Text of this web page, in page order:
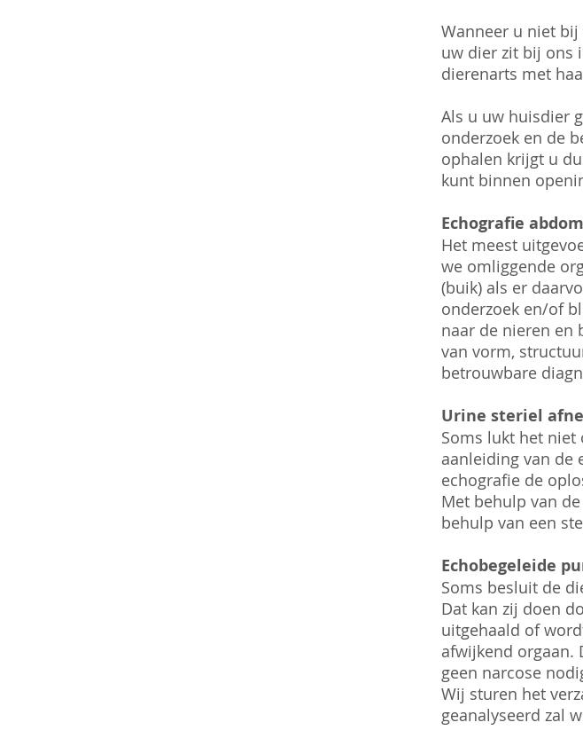
Wanneer u niet bij
uw dier zit bij ons
dierenarts met
Als u uw huisdier
onderzoek en de
ophalen krijgt u
kunt binnen
Echografie
Het meest
we omliggende
(buik) als er
onderzoek en/of
naar de nieren en
van vorm,
betrouwbare
Urine steriel
Soms lukt het
aanleiding van de
echografie de
Met behulp van
behulp van een
Echobegeleide
Soms besluit de
Dat kan zij doen
uitgehaald of
afwijkend orgaan.
geen narcose
Wij sturen het
geanalyseerd zal